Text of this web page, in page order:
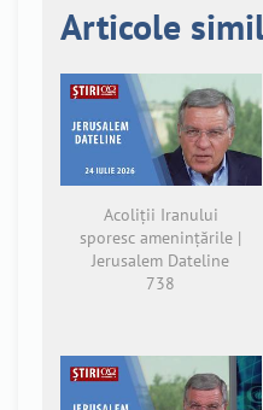
Articole
Acoliții Iranului
sporesc amenințările |
Jerusalem Dateline
738